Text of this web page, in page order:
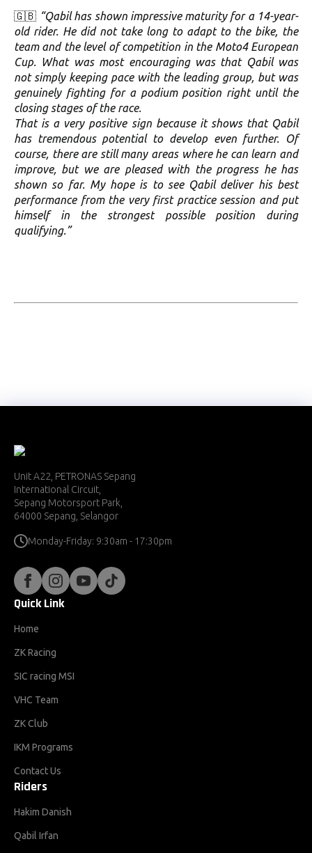
🇬🇧 “Qabil has shown impressive maturity for a 14-year-
old rider. He did not take long to adapt to the bike, the
team and the level of competition in the Moto4 European
Cup. What was most encouraging was that Qabil was
not simply keeping pace with the leading group, but was
genuinely fighting for a podium position right until the
closing stages of the race.
That is a very positive sign because it shows that Qabil
has tremendous potential to develop even further. Of
course, there are still many areas where he can learn and
improve, but we are pleased with the progress he has
shown so far. My hope is to see Qabil deliver his best
performance from the very first practice session and put
himself in the strongest possible position during
qualifying.”
Unit A22, PETRONAS Sepang
International Circuit,
Sepang Motorsport Park,
64000 Sepang, Selangor
Monday-Friday: 9:30am - 17:30pm
Quick Link
Home
ZK Racing
SIC racing MSI
VHC Team
ZK Club
IKM Programs
Contact Us
Riders
Hakim Danish
Qabil Irfan